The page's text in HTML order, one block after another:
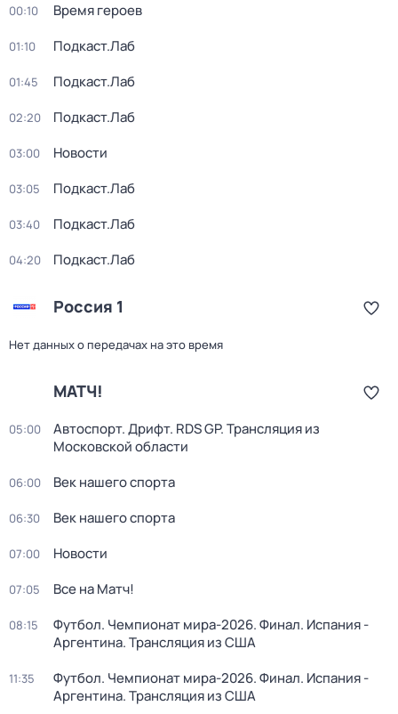
00:10 Время героев
01:10 Подкаст.Лаб
01:45 Подкаст.Лаб
02:20 Подкаст.Лаб
03:00 Новости
03:05 Подкаст.Лаб
03:40 Подкаст.Лаб
04:20 Подкаст.Лаб
Россия 1
Нет данных о передачах на это время
МАТЧ!
05:00
Автоспорт. Дрифт. RDS GP. Трансляция из
Московской области
06:00 Век нашего спорта
06:30 Век нашего спорта
07:00 Новости
07:05 Все на Матч!
08:15
Футбол. Чемпионат мира-2026. Финал. Испания -
Аргентина. Трансляция из США
11:35
Футбол. Чемпионат мира-2026. Финал. Испания -
Аргентина. Трансляция из США